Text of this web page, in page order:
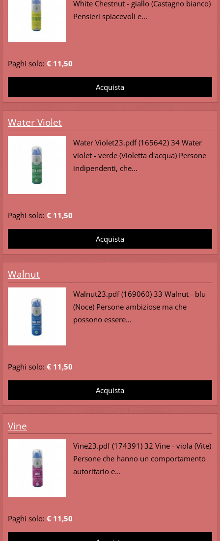
White Chestnut - giallo (Castagno bianco)
Pensieri spiacevoli e...
Paghi solo: € 11,50
Water Violet
Water Violet23.pdf (165642) 34 Water
violet - verde (Violetta d'acqua) Persone
indipendenti, che...
Paghi solo: € 11,50
Walnut
Walnut23.pdf (169060) 33 Walnut - blu
(Noce) Persone ambiziose ma che
possono essere...
Paghi solo: € 11,50
Vine
Vine23.pdf (174391) 32 Vine - viola (Vite)
Persone che hanno un comportamento
autoritario e...
Paghi solo: € 11,50